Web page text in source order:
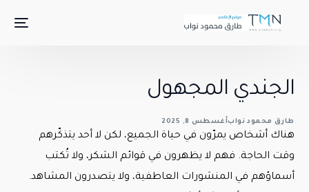
الجندي المجهول
طارق محمود نوابأغسطس 8, 2025
هناك أشخاص يمرّون في حياة الجميع، لكن لا أحد يتذكّرهم
وقت الحاجة. فهم لا يظهرون في قوائم الشكر، ولا تُكتب
أسماؤهم في المنشورات العاطفية، ولا يتصدرون المشاهد.